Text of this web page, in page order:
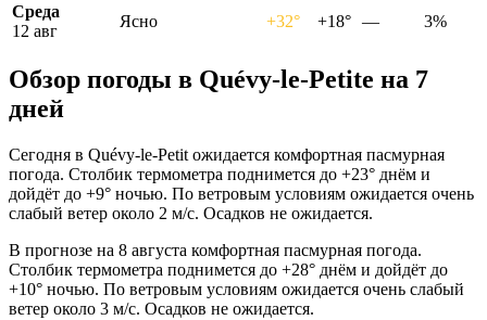
Среда
12 авг
Ясно +32° +18° — 3%
Обзор погоды в Quévy-le-Petitе на 7
дней
Сегодня в Quévy-le-Petit ожидается комфортная пасмурная
погода. Столбик термометра поднимется до +23° днём и
дойдёт до +9° ночью. По ветровым условиям ожидается очень
слабый ветер около 2 м/с. Осадков не ожидается.
В прогнозе на 8 августа комфортная пасмурная погода.
Столбик термометра поднимется до +28° днём и дойдёт до
+10° ночью. По ветровым условиям ожидается очень слабый
ветер около 3 м/с. Осадков не ожидается.